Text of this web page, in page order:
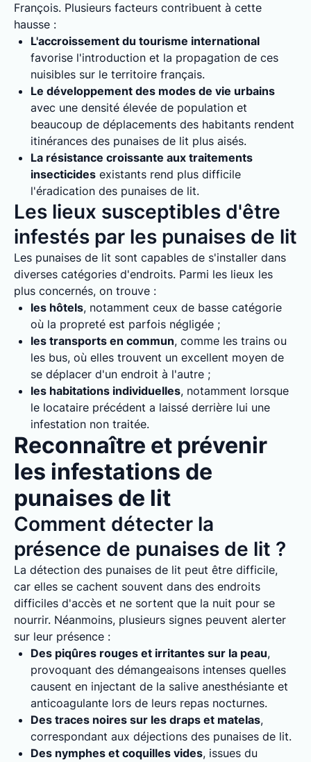
François. Plusieurs facteurs contribuent à cette
hausse :
L'accroissement du tourisme international
favorise l'introduction et la propagation de ces
nuisibles sur le territoire français.
Le développement des modes de vie urbains
avec une densité élevée de population et
beaucoup de déplacements des habitants rendent
itinérances des punaises de lit plus aisés.
La résistance croissante aux traitements
insecticides existants rend plus difficile
l'éradication des punaises de lit.
Les lieux susceptibles d'être
infestés par les punaises de lit
Les punaises de lit sont capables de s'installer dans
diverses catégories d'endroits. Parmi les lieux les
plus concernés, on trouve :
les hôtels, notamment ceux de basse catégorie
où la propreté est parfois négligée ;
les transports en commun, comme les trains ou
les bus, où elles trouvent un excellent moyen de
se déplacer d'un endroit à l'autre ;
les habitations individuelles, notamment lorsque
le locataire précédent a laissé derrière lui une
infestation non traitée.
Reconnaître et prévenir
les infestations de
punaises de lit
Comment détecter la
présence de punaises de lit ?
La détection des punaises de lit peut être difficile,
car elles se cachent souvent dans des endroits
difficiles d'accès et ne sortent que la nuit pour se
nourrir. Néanmoins, plusieurs signes peuvent alerter
sur leur présence :
Des piqûres rouges et irritantes sur la peau,
provoquant des démangeaisons intenses quelles
causent en injectant de la salive anesthésiante et
anticoagulante lors de leurs repas nocturnes.
Des traces noires sur les draps et matelas,
correspondant aux déjections des punaises de lit.
Des nymphes et coquilles vides, issues du